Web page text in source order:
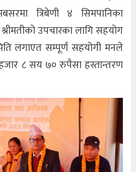
त्रिबेणी ४ सिमपानिका
उपचारका लागि सहयोग
लगाएत सम्पूर्ण सहयोगी मनले
८ सय ७० रुपैसा हस्तान्तरण